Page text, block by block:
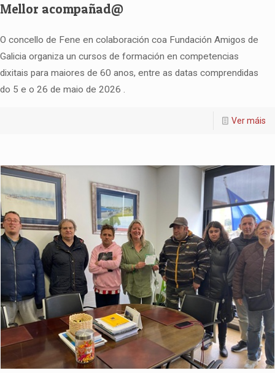
Mellor acompañad@
O concello de Fene en colaboración coa Fundación Amigos de
Galicia organiza un cursos de formación en competencias
dixitais para maiores de 60 anos, entre as datas comprendidas
do 5 e o 26 de maio de 2026 .
Ver máis